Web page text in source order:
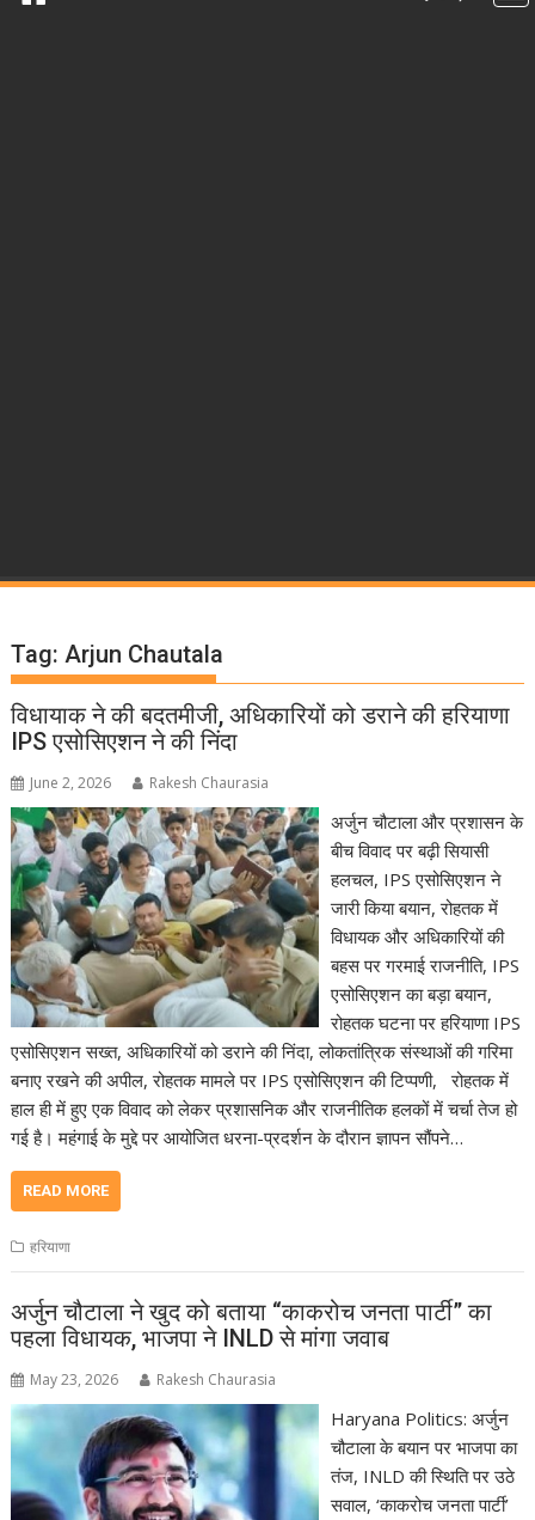
Tag: Arjun Chautala
विधायाक ने की बदतमीजी, अधिकारियों को डराने की हरियाणा
IPS एसोसिएशन ने की निंदा
June 2, 2026 Rakesh Chaurasia
अर्जुन चौटाला और प्रशासन के
बीच विवाद पर बढ़ी सियासी
हलचल, IPS एसोसिएशन ने
जारी किया बयान, रोहतक में
विधायक और अधिकारियों की
बहस पर गरमाई राजनीति, IPS
एसोसिएशन का बड़ा बयान,
रोहतक घटना पर हरियाणा IPS
एसोसिएशन सख्त, अधिकारियों को डराने की निंदा, लोकतांत्रिक संस्थाओं की गरिमा
बनाए रखने की अपील, रोहतक मामले पर IPS एसोसिएशन की टिप्पणी, रोहतक में
हाल ही में हुए एक विवाद को लेकर प्रशासनिक और राजनीतिक हलकों में चर्चा तेज हो
गई है। महंगाई के मुद्दे पर आयोजित धरना-प्रदर्शन के दौरान ज्ञापन सौंपने…
READ MORE
हरियाणा
अर्जुन चौटाला ने खुद को बताया “काकरोच जनता पार्टी” का
पहला विधायक, भाजपा ने INLD से मांगा जवाब
May 23, 2026 Rakesh Chaurasia
Haryana Politics: अर्जुन
चौटाला के बयान पर भाजपा का
तंज, INLD की स्थिति पर उठे
सवाल, ‘काकरोच जनता पार्टी’